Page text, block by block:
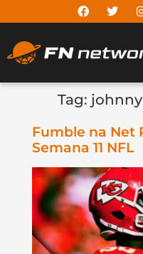
Tag:
Fumble na Net
Semana 11 NFL